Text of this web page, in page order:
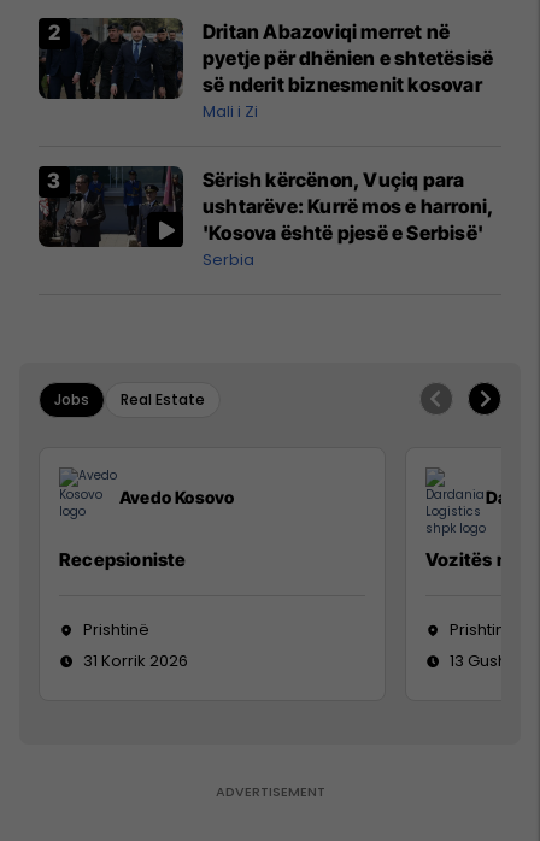
Dritan Abazoviqi merret në
pyetje për dhënien e shtetësisë
së nderit biznesmenit kosovar
Mali i Zi
Sërish kërcënon, Vuçiq para
ushtarëve: Kurrë mos e harroni,
'Kosova është pjesë e Serbisë'
Serbia
Jobs Real Estate
Avedo Kosovo
Recepsioniste
Prishtinë
31 Korrik 2026
Vozitës me
Prishtinë
13 Gusht